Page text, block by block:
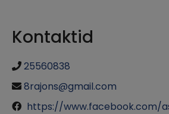
Kontaktid
25560838
8rajons@gmail.com
https://www.facebook.com/